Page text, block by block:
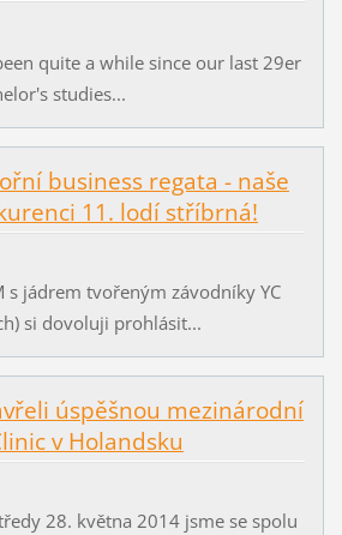
quite a while since our last 29er
studies...
business regata - naše
11. lodí stříbrná!
s jádrem tvořeným závodníky YC
si dovoluji prohlásit...
úspěšnou mezinárodní
v Holandsku
28. května 2014 jsme se spolu